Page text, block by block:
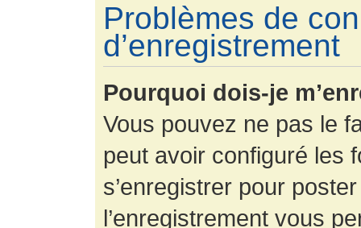
Problèmes de
d’enregistrement
Pourquoi dois-je
Vous pouvez ne pas le
peut avoir configuré les
s’enregistrer pour
l’enregistrement vous